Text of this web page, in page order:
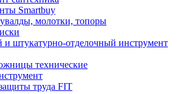
Smartbuy
молотки, топоры
штукатурно-отделочный инструмент
технические
труда FIT